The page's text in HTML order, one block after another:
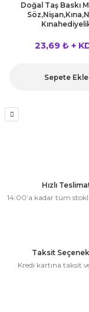
Doğal Taş Baskı
23,69 ₺ +
Sepete Ekle
Hızlı
14:00’a kadar tüm
Taksit
Kredi kartına taksit